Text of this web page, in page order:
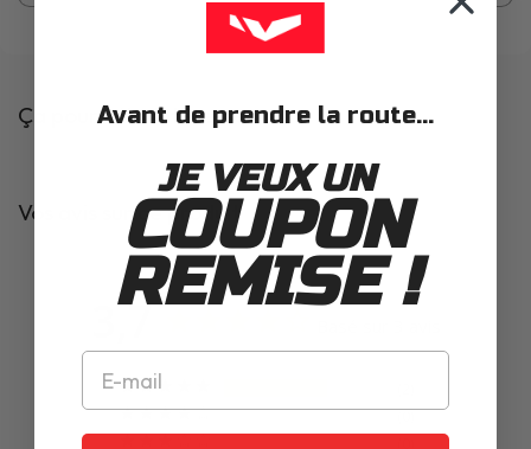
Ça pourrait t'intéresser
Vos avis sur ce produit
3,7
0
Avant de prendre la route...
JE VEUX UN
COUPON
REMISE !